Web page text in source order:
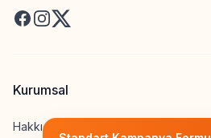
Facebook
Instagram
X
Kurumsal
Hakkımızda